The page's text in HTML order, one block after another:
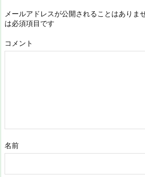
メールアドレスが公開されることはありませ
は必須項目です
コメント
名前